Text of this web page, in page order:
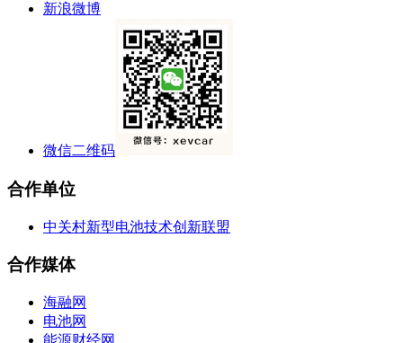
新浪微博
微信二维码
合作单位
中关村新型电池技术创新联盟
合作媒体
海融网
电池网